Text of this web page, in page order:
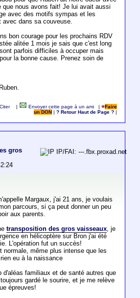
que nous avons fait! Je lui avait aussi
avec des motifs sympas et les
avec dans sa couveuse.
bon courage pour les prochains RDV
alitée 1 mois je sais que c'est long
parfois difficiles à occuper mais
la bonne cause. Prenez soin de
Citer Envoyer cette page à un ami |
Faire
un DON
|? Retour Haut de Page ?
gros
IP/FAI: ---.fbx.proxad.net
Margaux, j'ai 21 ans, je voulais
parcours, si ça peut donner un peu
aux parents.
transposition des gros vaisseaux, je
en hélicoptère sur Bron j'ai été
L'opération fut un succès!
normale, même plus intense que les
eu à la naissance
d'aléas familiaux et de santé autres que
gardé le sourire, et je me relève
épreuves!